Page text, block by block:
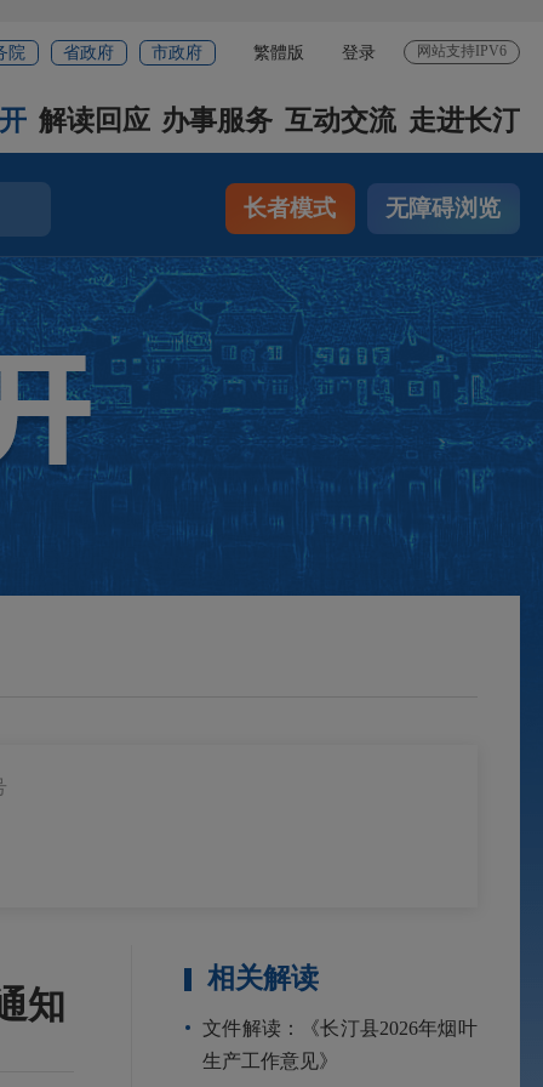
院 省政府 市政府 繁體版 登录 网站支持IPV6
解读回应 办事服务 互动交流 走进长汀
长者模式 无障碍浏览
知
相关解读
文件解读：《长汀县2026年烟叶
生产工作意见》